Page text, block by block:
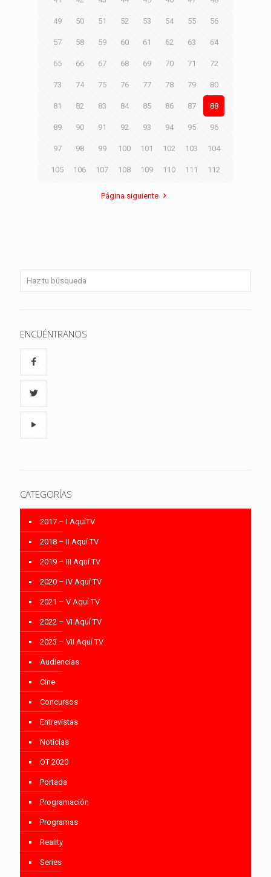
49 50 51 52 53 54 55 56
57 58 59 60 61 62 63 64
65 66 67 68 69 70 71 72
73 74 75 76 77 78 79 80
81 82 83 84 85 86 87 88
89 90 91 92 93 94 95 96
97 98 99 100 101 102 103 104
105 106 107 108 109 110 111 112
Página siguiente
ENCUÉNTRANOS
CATEGORÍAS
2017 – I AquíTV
2018 – II Aquí TV
2019 – III Aquí TV
2020 – IV Aquí TV
2021 – V Aquí TV
2022 – VI Aquí TV
2023 – VII Aquí TV
Audiencias
Cine
Concursos
Entrevistas
Noticias
OT 2020
Portada
Programación
Programas
Reality
Series